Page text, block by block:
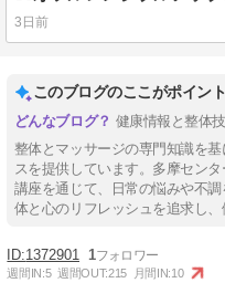
3日前
このブログのここがポイント
健康情報と整体
整体とマッサージの専門知識を
スを提供しています。多摩セン
講座を通じて、日常の悩みや不
体と心のリフレッシュを追求し
1372901 1
週間IN:5 週間OUT:215 月間IN:10